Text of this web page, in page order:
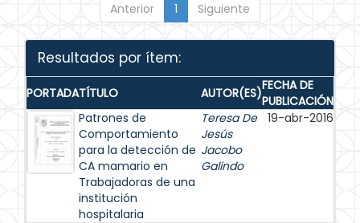
Anterior 1 Siguiente
Resultados por ítem:
PORTADATÍTULO AUTOR(ES)FECHA DE
PUBLICACIÓN
Patrones de
Comportamiento
para la detección de
CA mamario en
Trabajadoras de una
institución
hospitalaria
Teresa De
Jesús
Jacobo
Galindo
19-abr-2016